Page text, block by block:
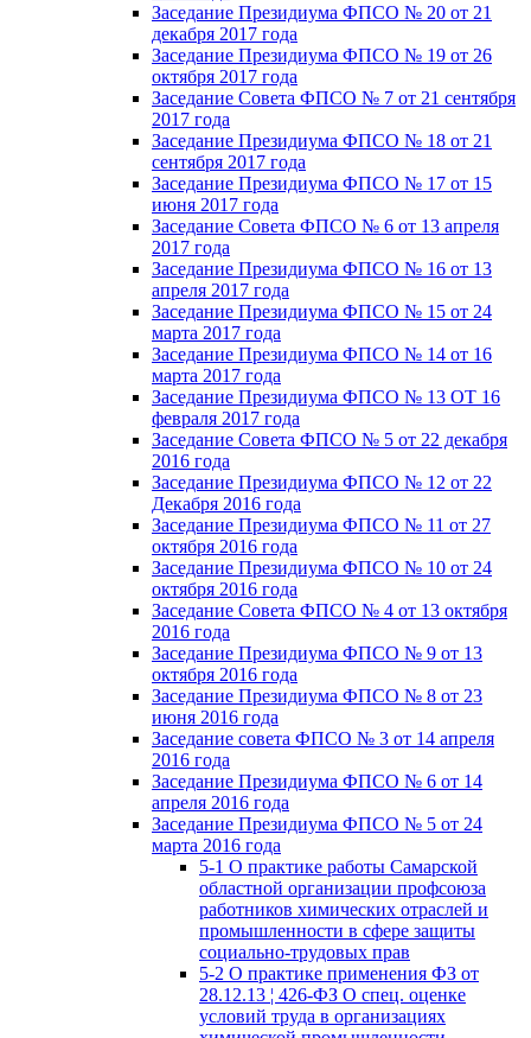
Заседание Президиума ФПСО № 20 от 21
декабря 2017 года
Заседание Президиума ФПСО № 19 от 26
октября 2017 года
Заседание Совета ФПСО № 7 от 21 сентября
2017 года
Заседание Президиума ФПСО № 18 от 21
сентября 2017 года
Заседание Президиума ФПСО № 17 от 15
июня 2017 года
Заседание Совета ФПСО № 6 от 13 апреля
2017 года
Заседание Президиума ФПСО № 16 от 13
апреля 2017 года
Заседание Президиума ФПСО № 15 от 24
марта 2017 года
Заседание Президиума ФПСО № 14 от 16
марта 2017 года
Заседание Президиума ФПСО № 13 ОТ 16
февраля 2017 года
Заседание Совета ФПСО № 5 от 22 декабря
2016 года
Заседание Президиума ФПСО № 12 от 22
Декабря 2016 года
Заседание Президиума ФПСО № 11 от 27
октября 2016 года
Заседание Президиума ФПСО № 10 от 24
октября 2016 года
Заседание Совета ФПСО № 4 от 13 октября
2016 года
Заседание Президиума ФПСО № 9 от 13
октября 2016 года
Заседание Президиума ФПСО № 8 от 23
июня 2016 года
Заседание совета ФПСО № 3 от 14 апреля
2016 года
Заседание Президиума ФПСО № 6 от 14
апреля 2016 года
Заседание Президиума ФПСО № 5 от 24
марта 2016 года
5-1 О практике работы Самарской
областной организации профсоюза
работников химических отраслей и
промышленности в сфере защиты
социально-трудовых прав
5-2 О практике применения ФЗ от
28.12.13 ¦ 426-ФЗ О спец. оценке
условий труда в организациях